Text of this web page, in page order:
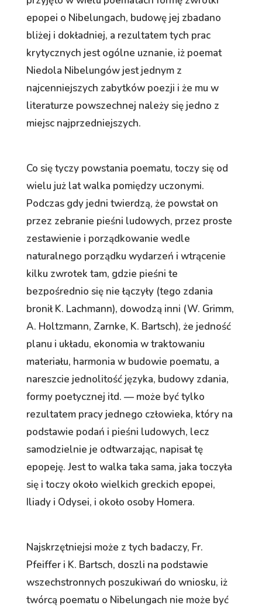
epopei o Nibelungach, budowę jej zbadano
bliżej i dokładniej, a rezultatem tych prac
krytycznych jest ogólne uznanie, iż poemat
Niedola Nibelungów jest jednym z
najcenniejszych zabytków poezji i że mu w
literaturze powszechnej należy się jedno z
miejsc najprzedniejszych.
Co się tyczy powstania poematu, toczy się od
wielu już lat walka pomiędzy uczonymi.
Podczas gdy jedni twierdzą, że powstał on
przez zebranie pieśni ludowych, przez proste
zestawienie i porządkowanie wedle
naturalnego porządku wydarzeń i wtrącenie
kilku zwrotek tam, gdzie pieśni te
bezpośrednio się nie łączyły (tego zdania
bronił K. Lachmann), dowodzą inni (W. Grimm,
A. Holtzmann, Zarnke, K. Bartsch), że jedność
planu i układu, ekonomia w traktowaniu
materiału, harmonia w budowie poematu, a
nareszcie jednolitość języka, budowy zdania,
formy poetycznej itd. — może być tylko
rezultatem pracy jednego człowieka, który na
podstawie podań i pieśni ludowych, lecz
samodzielnie je odtwarzając, napisał tę
epopeję. Jest to walka taka sama, jaka toczyła
się i toczy około wielkich greckich epopei,
Iliady i Odysei, i około osoby Homera.
Najskrzętniejsi może z tych badaczy, Fr.
Pfeiffer i K. Bartsch, doszli na podstawie
wszechstronnych poszukiwań do wniosku, iż
twórcą poematu o Nibelungach nie może być